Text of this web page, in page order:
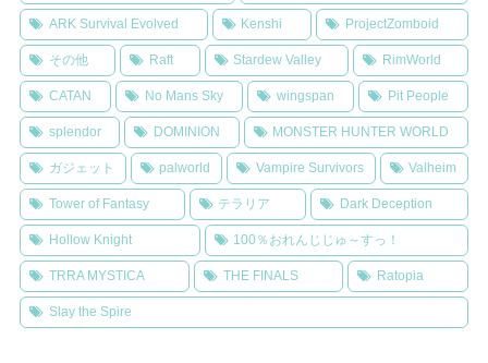
ARK Survival Evolved Kenshi ProjectZomboid
その他 Raft Stardew Valley RimWorld
CATAN No Mans Sky wingspan Pit People
splendor DOMINION MONSTER HUNTER WORLD
ガジェット palworld Vampire Survivors Valheim
Tower of Fantasy テラリア Dark Deception
Hollow Knight 100％おれんじじゅ～すっ！
TRRA MYSTICA THE FINALS Ratopia
Slay the Spire